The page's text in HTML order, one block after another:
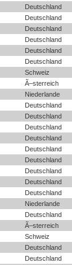
Deutschland
Deutschland
Deutschland
Deutschland
Deutschland
Deutschland
Schweiz
Ã–sterreich
Niederlande
Deutschland
Deutschland
Deutschland
Deutschland
Deutschland
Deutschland
Deutschland
Deutschland
Deutschland
Niederlande
Deutschland
Ã–sterreich
Schweiz
Deutschland
Deutschland